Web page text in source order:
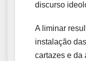
discurso
A liminar
instalação
cartazes e da